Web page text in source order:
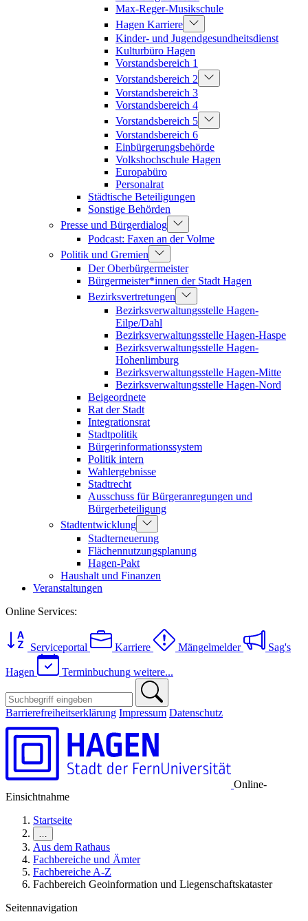
Max-Reger-Musikschule
Hagen Karriere
Kinder- und Jugendgesundheitsdienst
Kulturbüro Hagen
Vorstandsbereich 1
Vorstandsbereich 2
Vorstandsbereich 3
Vorstandsbereich 4
Vorstandsbereich 5
Vorstandsbereich 6
Einbürgerungsbehörde
Volkshochschule Hagen
Europabüro
Personalrat
Städtische Beteiligungen
Sonstige Behörden
Presse und Bürgerdialog
Podcast: Faxen an der Volme
Politik und Gremien
Der Oberbürgermeister
Bürgermeister*innen der Stadt Hagen
Bezirksvertretungen
Bezirksverwaltungsstelle Hagen-
Eilpe/Dahl
Bezirksverwaltungsstelle Hagen-Haspe
Bezirksverwaltungsstelle Hagen-
Hohenlimburg
Bezirksverwaltungsstelle Hagen-Mitte
Bezirksverwaltungsstelle Hagen-Nord
Beigeordnete
Rat der Stadt
Integrationsrat
Stadtpolitik
Bürgerinformationssystem
Politik intern
Wahlergebnisse
Stadtrecht
Ausschuss für Bürgeranregungen und
Bürgerbeteiligung
Stadtentwicklung
Stadterneuerung
Flächennutzungsplanung
Hagen-Pakt
Haushalt und Finanzen
Veranstaltungen
Online Services:
Serviceportal Karriere Mängelmelder Sag's
Hagen Terminbuchung weitere...
Barrierefreiheitserklärung Impressum Datenschutz
Online-
Einsichtnahme
Startseite
…
Aus dem Rathaus
Fachbereiche und Ämter
Fachbereiche A-Z
Fachbereich Geoinformation und Liegenschaftskataster
Seitennavigation